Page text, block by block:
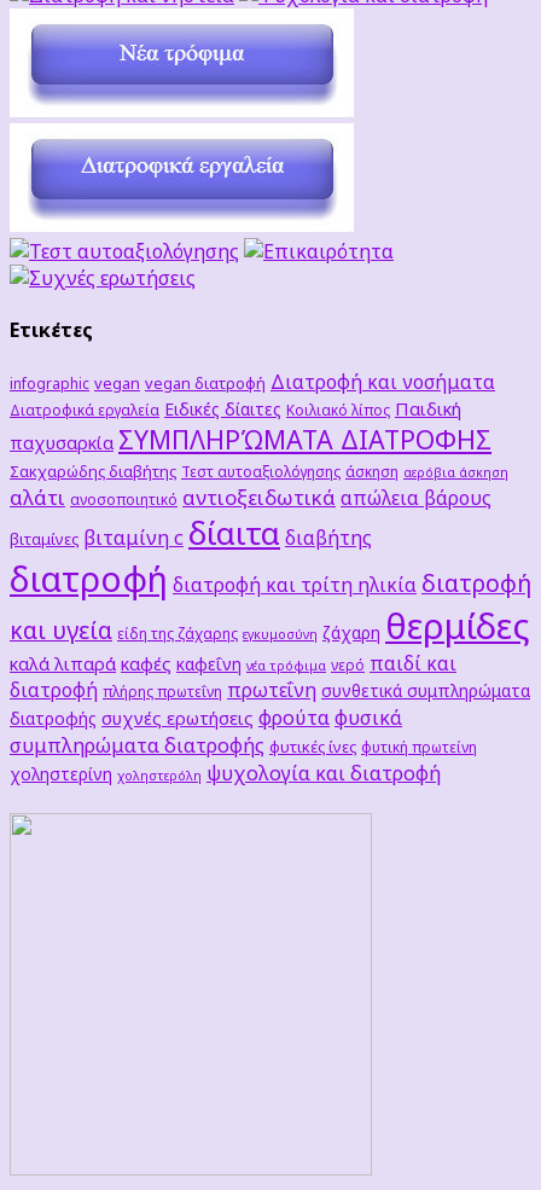
Ετικέτες
infographic vegan vegan διατροφή Διατροφή και νοσήματα
Διατροφικά εργαλεία Ειδικές δίαιτες Κοιλιακό λίπος Παιδική
παχυσαρκία ΣΥΜΠΛΗΡΏΜΑΤΑ ΔΙΑΤΡΟΦΗΣ
Σακχαρώδης διαβήτης Τεστ αυτοαξιολόγησης άσκηση αερόβια άσκηση
αλάτι ανοσοποιητικό αντιοξειδωτικά απώλεια βάρους
βιταμίνες βιταμίνη c δίαιτα διαβήτης
διατροφή διατροφή και τρίτη ηλικία διατροφή
και υγεία είδη της ζάχαρης εγκυμοσύνη ζάχαρη θερμίδες
καλά λιπαρά καφές καφεΐνη νέα τρόφιμα νερό παιδί και
διατροφή πλήρης πρωτεΐνη πρωτεΐνη συνθετικά συμπληρώματα
διατροφής συχνές ερωτήσεις φρούταφυσικά
συμπληρώματα διατροφής φυτικές ίνες φυτική πρωτείνη
χοληστερίνη χοληστερόλη ψυχολογία και διατροφή